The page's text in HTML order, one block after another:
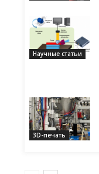
Научные статьи
3D-печать